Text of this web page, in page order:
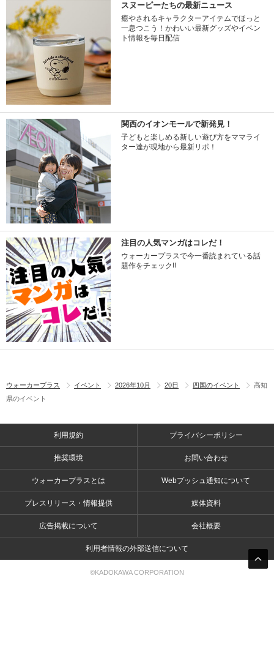
スヌーピーたちの最新ニュース
癒やされるキャラクターアイテムでほっと
一息つこう！かわいい最新グッズやイベン
ト情報を毎日配信
関西のイオンモールで新発見！
子どもと楽しめる新しい遊び方をママライ
ター達が現地から最新リポ！
注目の人気マンガはコレだ！
ウォーカープラスで今一番読まれている話
題作をチェック!!
ウォーカープラス イベント 2026年10月 20日 四国のイベント
高知
県のイベント
利用規約 プライバシーポリシー
推奨環境 お問い合わせ
ウォーカープラスとは Webプッシュ通知について
プレスリリース・情報提供 媒体資料
広告掲載について 会社概要
利用者情報の外部送信について
©KADOKAWA CORPORATION